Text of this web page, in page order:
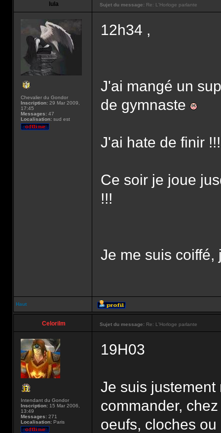
lula Sujet du message: Re: L'Horloge parlante
Chevalier du Gondor
Inscription: 29 Mar 2009,
17:45
Messages: 47
Localisation: sud est
12h34 ,
J'ai mangé un
de gymnaste
J'ai hate de finir
Ce soir je joue
!!!
Je me suis coiffé,
Haut
Celorilm Sujet du message: Re: L'Horloge parlante
Intendant du Gondor
Inscription: 15 Mar 2006,
13:49
Messages: 271
Localisation: Paris
19H03
Je suis
commander,
oeufs, cloches